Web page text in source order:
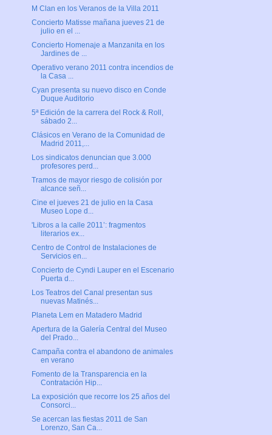
M Clan en los Veranos de la Villa 2011
Concierto Matisse mañana jueves 21 de
julio en el ...
Concierto Homenaje a Manzanita en los
Jardines de ...
Operativo verano 2011 contra incendios de
la Casa ...
Cyan presenta su nuevo disco en Conde
Duque Auditorio
5ª Edición de la carrera del Rock & Roll,
sábado 2...
Clásicos en Verano de la Comunidad de
Madrid 2011,...
Los sindicatos denuncian que 3.000
profesores perd...
Tramos de mayor riesgo de colisión por
alcance señ...
Cine el jueves 21 de julio en la Casa
Museo Lope d...
'Libros a la calle 2011’: fragmentos
literarios ex...
Centro de Control de Instalaciones de
Servicios en...
Concierto de Cyndi Lauper en el Escenario
Puerta d...
Los Teatros del Canal presentan sus
nuevas Matinés...
Planeta Lem en Matadero Madrid
Apertura de la Galería Central del Museo
del Prado...
Campaña contra el abandono de animales
en verano
Fomento de la Transparencia en la
Contratación Hip...
La exposición que recorre los 25 años del
Consorci...
Se acercan las fiestas 2011 de San
Lorenzo, San Ca...